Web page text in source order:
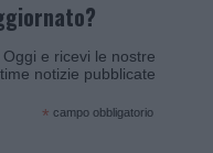
e ricevi le nostre
notizie pubblicate
* campo obbligatorio